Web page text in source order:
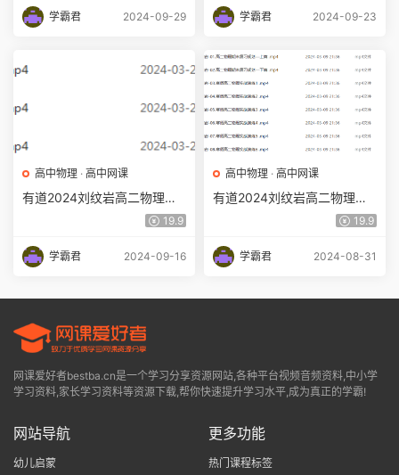
学霸君 2024-09-29 学霸君 2024-09-23
高中物理 · 高中网课
有道2024刘纹岩高二物理教
19.9
学霸君 2024-09-16
高中物理 · 高中网课
有道2024刘纹岩高二物理下
19.9
学霸君 2024-08-31
网课爱好者bestba.cn是一个学习分享资源网站,各种平台视频音频资料,中小学
学习资料,家长学习资料等资源下载,帮你快速提升学习水平,成为真正的学霸!
网站导航
幼儿启蒙
更多功能
热门课程标签